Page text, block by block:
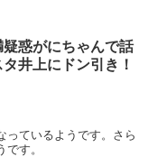
惑がにちゃんで話
井上にドン引き！
っているようです。さら
す。